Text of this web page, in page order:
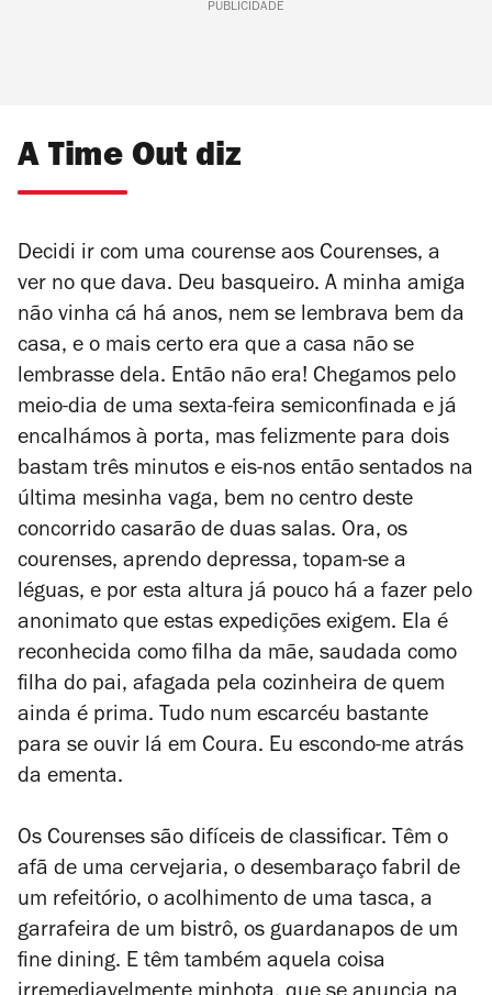
PUBLICIDADE
A Time Out diz
Decidi ir com uma courense aos Courenses, a
ver no que dava. Deu basqueiro. A minha amiga
não vinha cá há anos, nem se lembrava bem da
casa, e o mais certo era que a casa não se
lembrasse dela. Então não era! Chegamos pelo
meio-dia de uma sexta-feira semiconfinada e já
encalhámos à porta, mas felizmente para dois
bastam três minutos e eis-nos então sentados na
última mesinha vaga, bem no centro deste
concorrido casarão de duas salas. Ora, os
courenses, aprendo depressa, topam-se a
léguas, e por esta altura já pouco há a fazer pelo
anonimato que estas expedições exigem. Ela é
reconhecida como filha da mãe, saudada como
filha do pai, afagada pela cozinheira de quem
ainda é prima. Tudo num escarcéu bastante
para se ouvir lá em Coura. Eu escondo-me atrás
da ementa.
Os Courenses são difíceis de classificar. Têm o
afã de uma cervejaria, o desembaraço fabril de
um refeitório, o acolhimento de uma tasca, a
garrafeira de um bistrô, os guardanapos de um
fine dining. E têm também aquela coisa